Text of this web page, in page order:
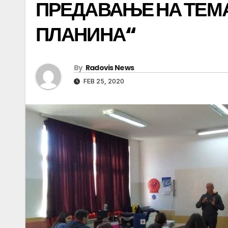
ПРЕДАВАЊЕ НА
ПЛАНИНА“
By Radovis News
FEB 25, 2020